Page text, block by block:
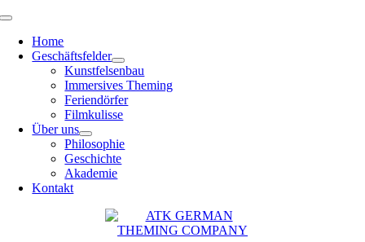
Zum
springen
Toggle
NavigationHome
Geschäftsfelder
Kunstfelsenbau
Immersives Theming
Feriendörfer
Filmkulisse
Über uns
Philosophie
Geschichte
Akademie
Kontakt